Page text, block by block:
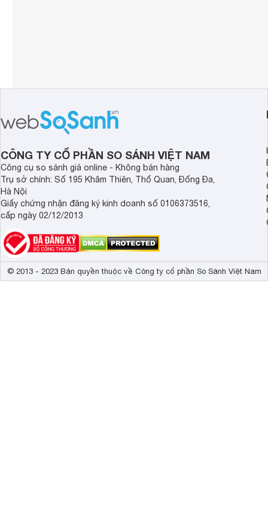
CÔNG TY CỔ PHẦN SO SÁNH VIỆT NAM
Công cụ so sánh giá online - Không bán hàng
Trụ sở chính: Số 195 Khâm Thiên, Thổ Quan, Đống Đa,
Hà Nội
Giấy chứng nhận đăng ký kinh doanh số 0106373516,
cấp ngày 02/12/2013
© 2013 - 2023 Bản quyền thuộc về Công ty cổ phần So Sánh Việt Nam